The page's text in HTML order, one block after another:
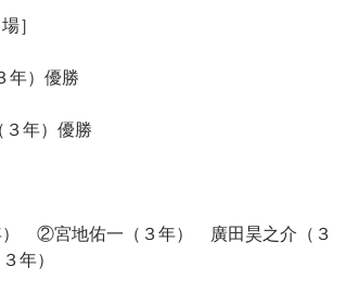
］
年）優勝
３年）優勝
②宮地佑一（３年） 廣田昊之介（３
年）